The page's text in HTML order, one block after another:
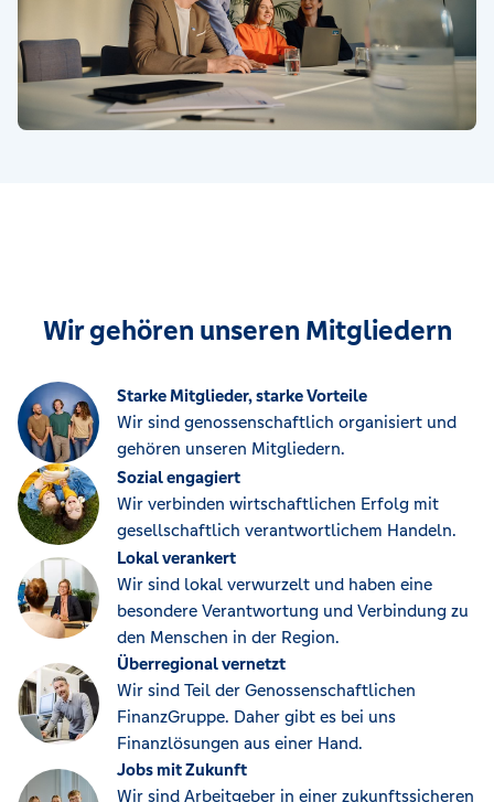
Wir gehören unseren Mitgliedern
Starke Mitglieder, starke Vorteile
Wir sind genossenschaftlich organisiert und
gehören unseren Mitgliedern.
Sozial engagiert
Wir verbinden wirtschaftlichen Erfolg mit
gesellschaftlich verantwortlichem Handeln.
Lokal verankert
Wir sind lokal verwurzelt und haben eine
besondere Verantwortung und Verbindung zu
den Menschen in der Region.
Überregional vernetzt
Wir sind Teil der Genossenschaftlichen
FinanzGruppe. Daher gibt es bei uns
Finanzlösungen aus einer Hand.
Jobs mit Zukunft
Wir sind Arbeitgeber in einer zukunftssicheren